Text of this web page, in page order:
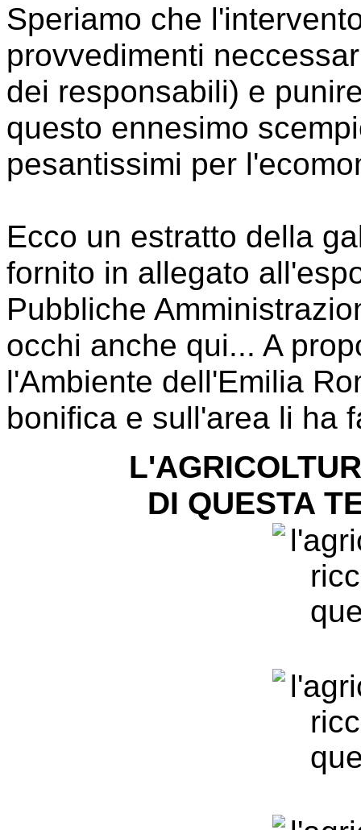
Speriamo che
provvedimenti
dei responsabili) e
questo ennesimo
pesantissimi per
Ecco un estratto della
fornito in allegato
Pubbliche
occhi anche qui... A
l'Ambiente dell'Emilia
bonifica e sull'area li ha
DI QUESTA